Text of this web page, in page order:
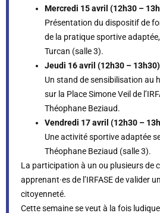
Mercredi 15 avril (12h30 –
Présentation du dispositif de
de la pratique sportive
Turcan (salle 3).
Jeudi 16 avril (12h30 – 13h30)
Un stand de sensibilisation au
sur la Place Simone Veil de
Théophane Beziaud.
Vendredi 17 avril (12h30 –
Une activité sportive adaptée
Théophane Beziaud (salle 3).
La participation à un ou plusieurs de
apprenant·es de l’IRFASE de valider
citoyenneté.
Cette semaine se veut à la fois